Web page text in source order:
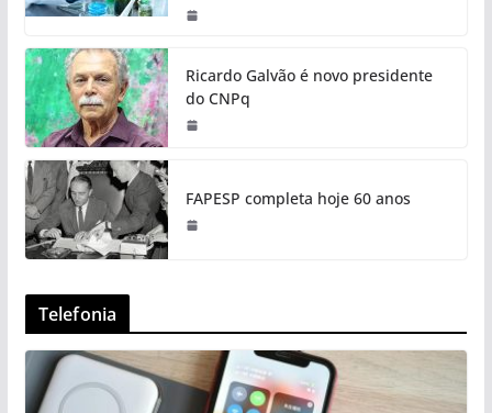
Ricardo Galvão é novo presidente
do CNPq
FAPESP completa hoje 60 anos
Telefonia